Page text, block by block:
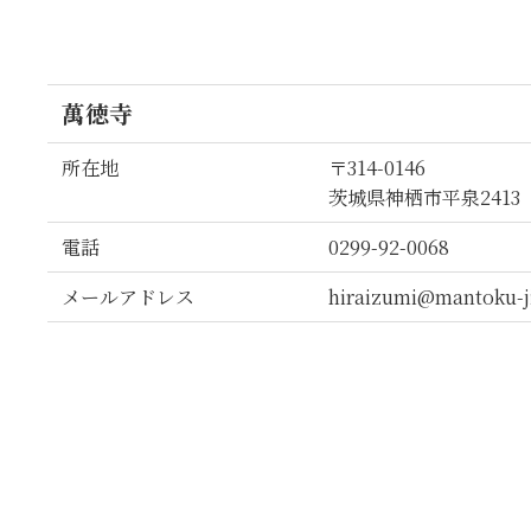
萬徳寺
所在地
〒314-0146
茨城県神栖市平泉2413
電話
0299-92-0068
メールアドレス